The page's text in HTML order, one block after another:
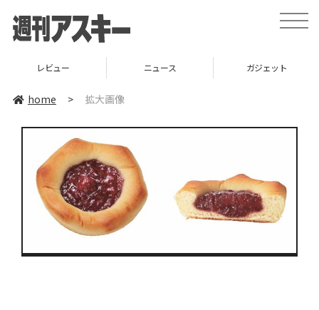
toggle
レビュー ニュース ガジェット
home > 拡大画像